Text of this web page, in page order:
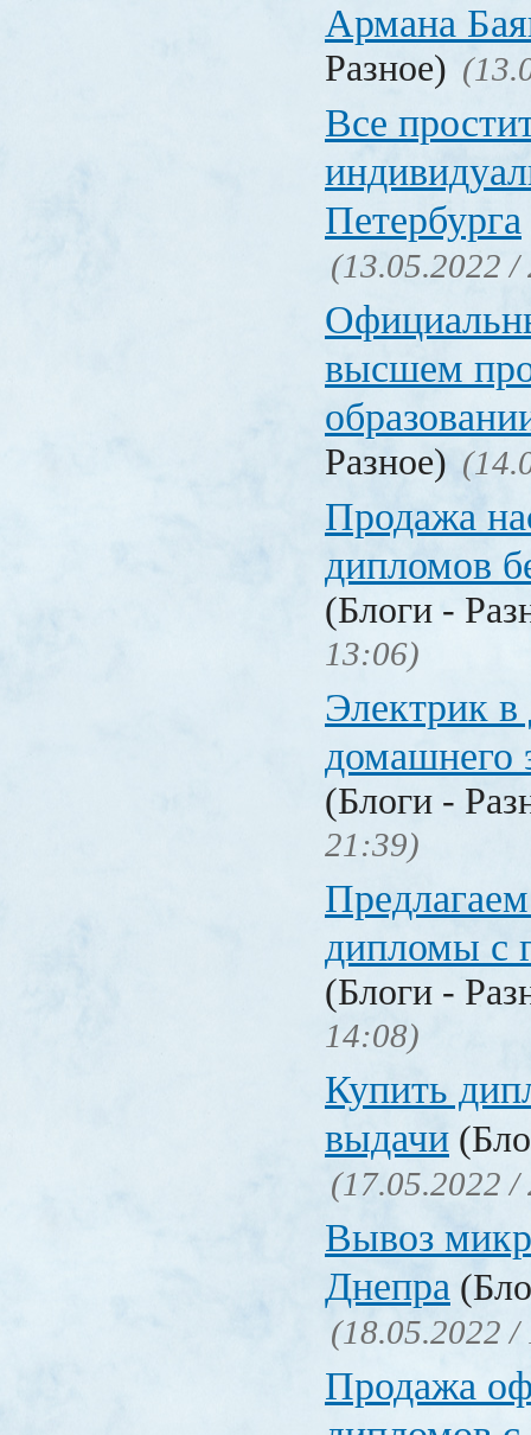
Армана
Разное)
Все
Петербурга
(13.05.2022 /
высшем
Разное)
Продажа
дипломов
(Блоги -
13:06)
Электрик в
домашнего
(Блоги -
21:39)
дипломы с
(Блоги -
14:08)
Купить
выдачи
(17.05.2022 /
Вывоз
Днепра
(18.05.2022 /
Продажа